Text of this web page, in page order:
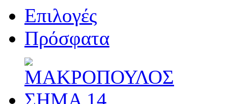
Επιλογές
Πρόσφατα